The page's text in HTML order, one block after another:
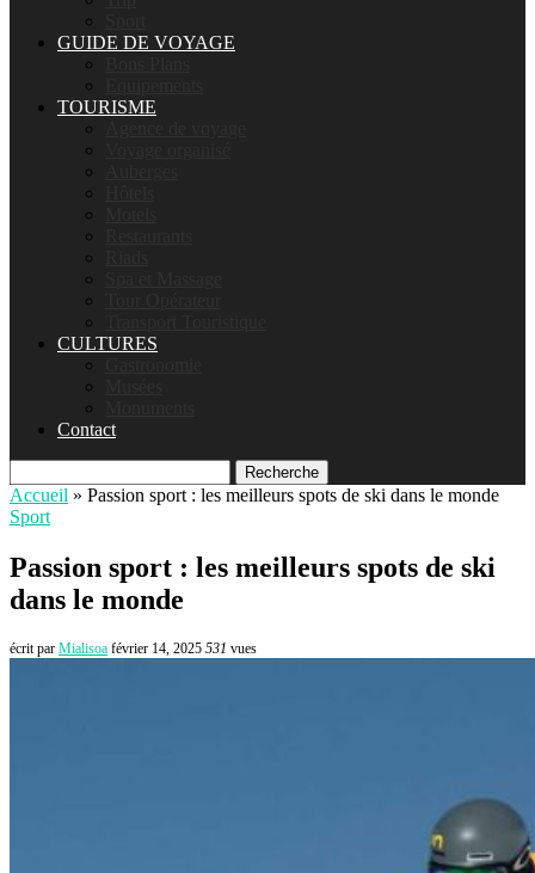
GUIDE DE VOYAGE
TOURISME
CULTURES
Contact
Recherche
Accueil » Passion sport : les meilleurs spots de ski dans le monde
Sport
Passion sport : les meilleurs spots de ski
dans le monde
écrit par Mialisoa février 14, 2025 531 vues